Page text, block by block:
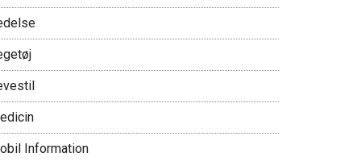
Information